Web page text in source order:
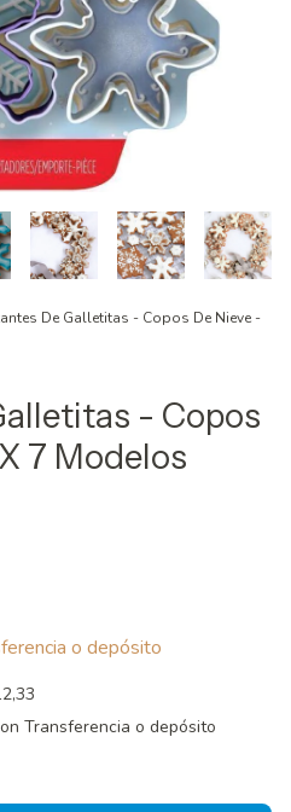
De Galletitas - Copos De Nieve -
- Copos
7 Modelos
o depósito
Transferencia o depósito